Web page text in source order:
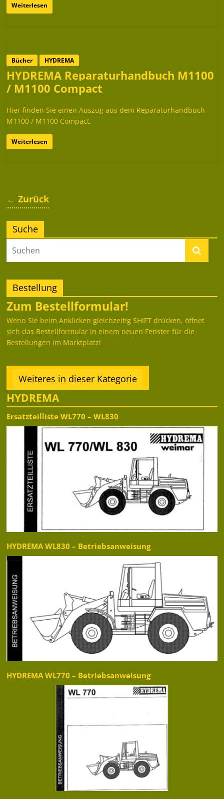
Weiterlesen
Bücher HYDREMA
HYDREMA Reparaturhandbuch M1100
/ M1100 Compact
Hier finden Sie einen Auszug aus dem Reparaturhandbuch
M1100 / M1100 Compact.
Weiterlesen
← Zurück
Suche
Bestellung
Zum Bestellformular!
Wenn Sie beim Anklicken gleichzeitig SHIFT drücken, öffnet
sich das Bestellformular in einem neuen Fenster für die
Bestellungen im Marktplatz!
Weiteres in dieser Kategorie
HYDREMA
Ersatzteilliste WL770 – WL830
HYDREMA WL830 – Betriebsanweisung
HYDREMA WL770 – Betriebsanweisung